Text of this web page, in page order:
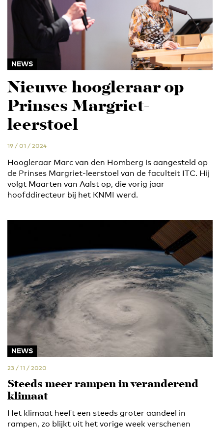
NEWS
Nieuwe hoogleraar op
Prinses Margriet-
leerstoel
19 / 01 / 2024
Hoogleraar Marc van den Homberg is aangesteld op
de Prinses Margriet-leerstoel van de faculteit ITC. Hij
volgt Maarten van Aalst op, die vorig jaar
hoofddirecteur bij het KNMI werd.
NEWS
23 / 11 / 2020
Steeds meer rampen in veranderend
klimaat
Het klimaat heeft een steeds groter aandeel in
rampen, zo blijkt uit het vorige week verschenen